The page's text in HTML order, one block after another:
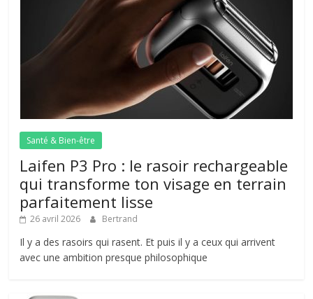
Santé & Bien-être
Laifen P3 Pro : le rasoir rechargeable
qui transforme ton visage en terrain
parfaitement lisse
26 avril 2026 Bertrand
Il y a des rasoirs qui rasent. Et puis il y a ceux qui arrivent
avec une ambition presque philosophique